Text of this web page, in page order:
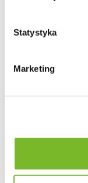
Statystyka
Marketing